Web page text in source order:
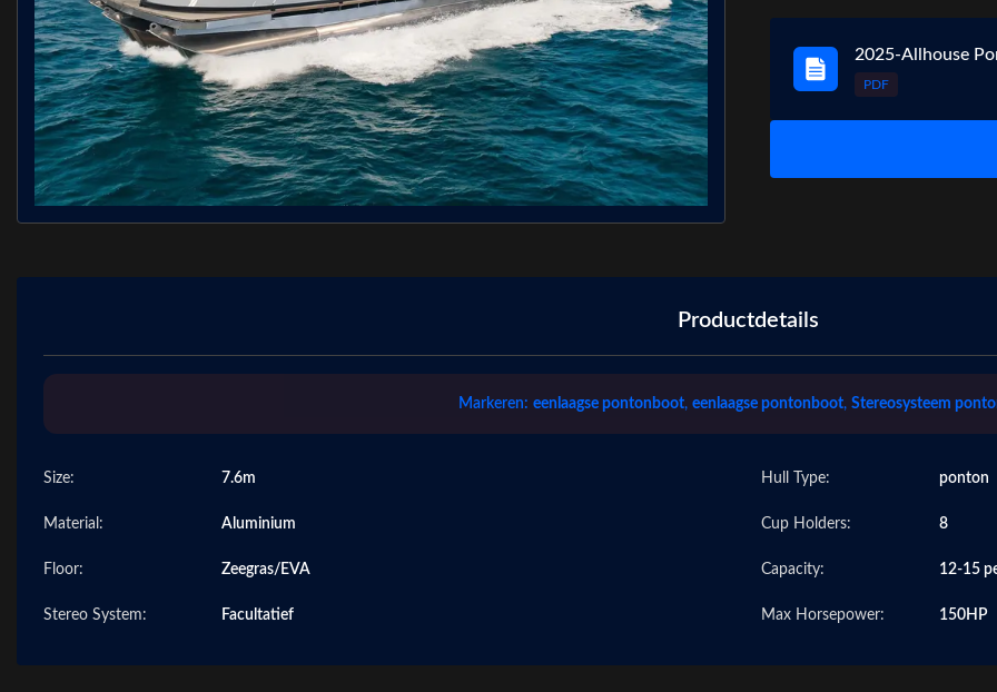
2025-Allhouse
PDF
Productdetails
Markeren: eenlaagse pontonboot, eenlaagse pontonboot, Stereosysteem
Size: 7.6m Hull Type: ponton
Material: Aluminium Cup Holders: 8
Floor: Zeegras/EVA Capacity: 12-15
Stereo System: Facultatief Max Horsepower: 150HP